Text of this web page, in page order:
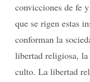
convicciones de fe
que se rigen estas
conforman la
libertad religiosa,
culto. La libertad